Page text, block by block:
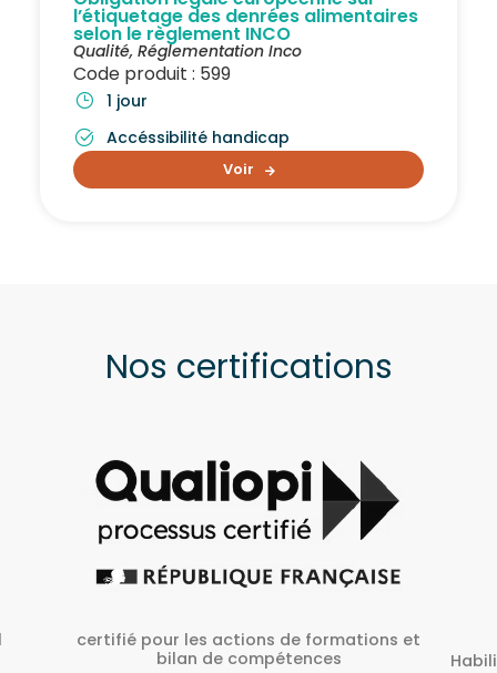
l’étiquetage des denrées alimentaires
selon le règlement INCO
Qualité, Réglementation Inco
Code produit : 599
1 jour
Accéssibilité handicap
Voir
Nos certifications
et
Habilité Inrs sous Le N° H38827/2022/SST-